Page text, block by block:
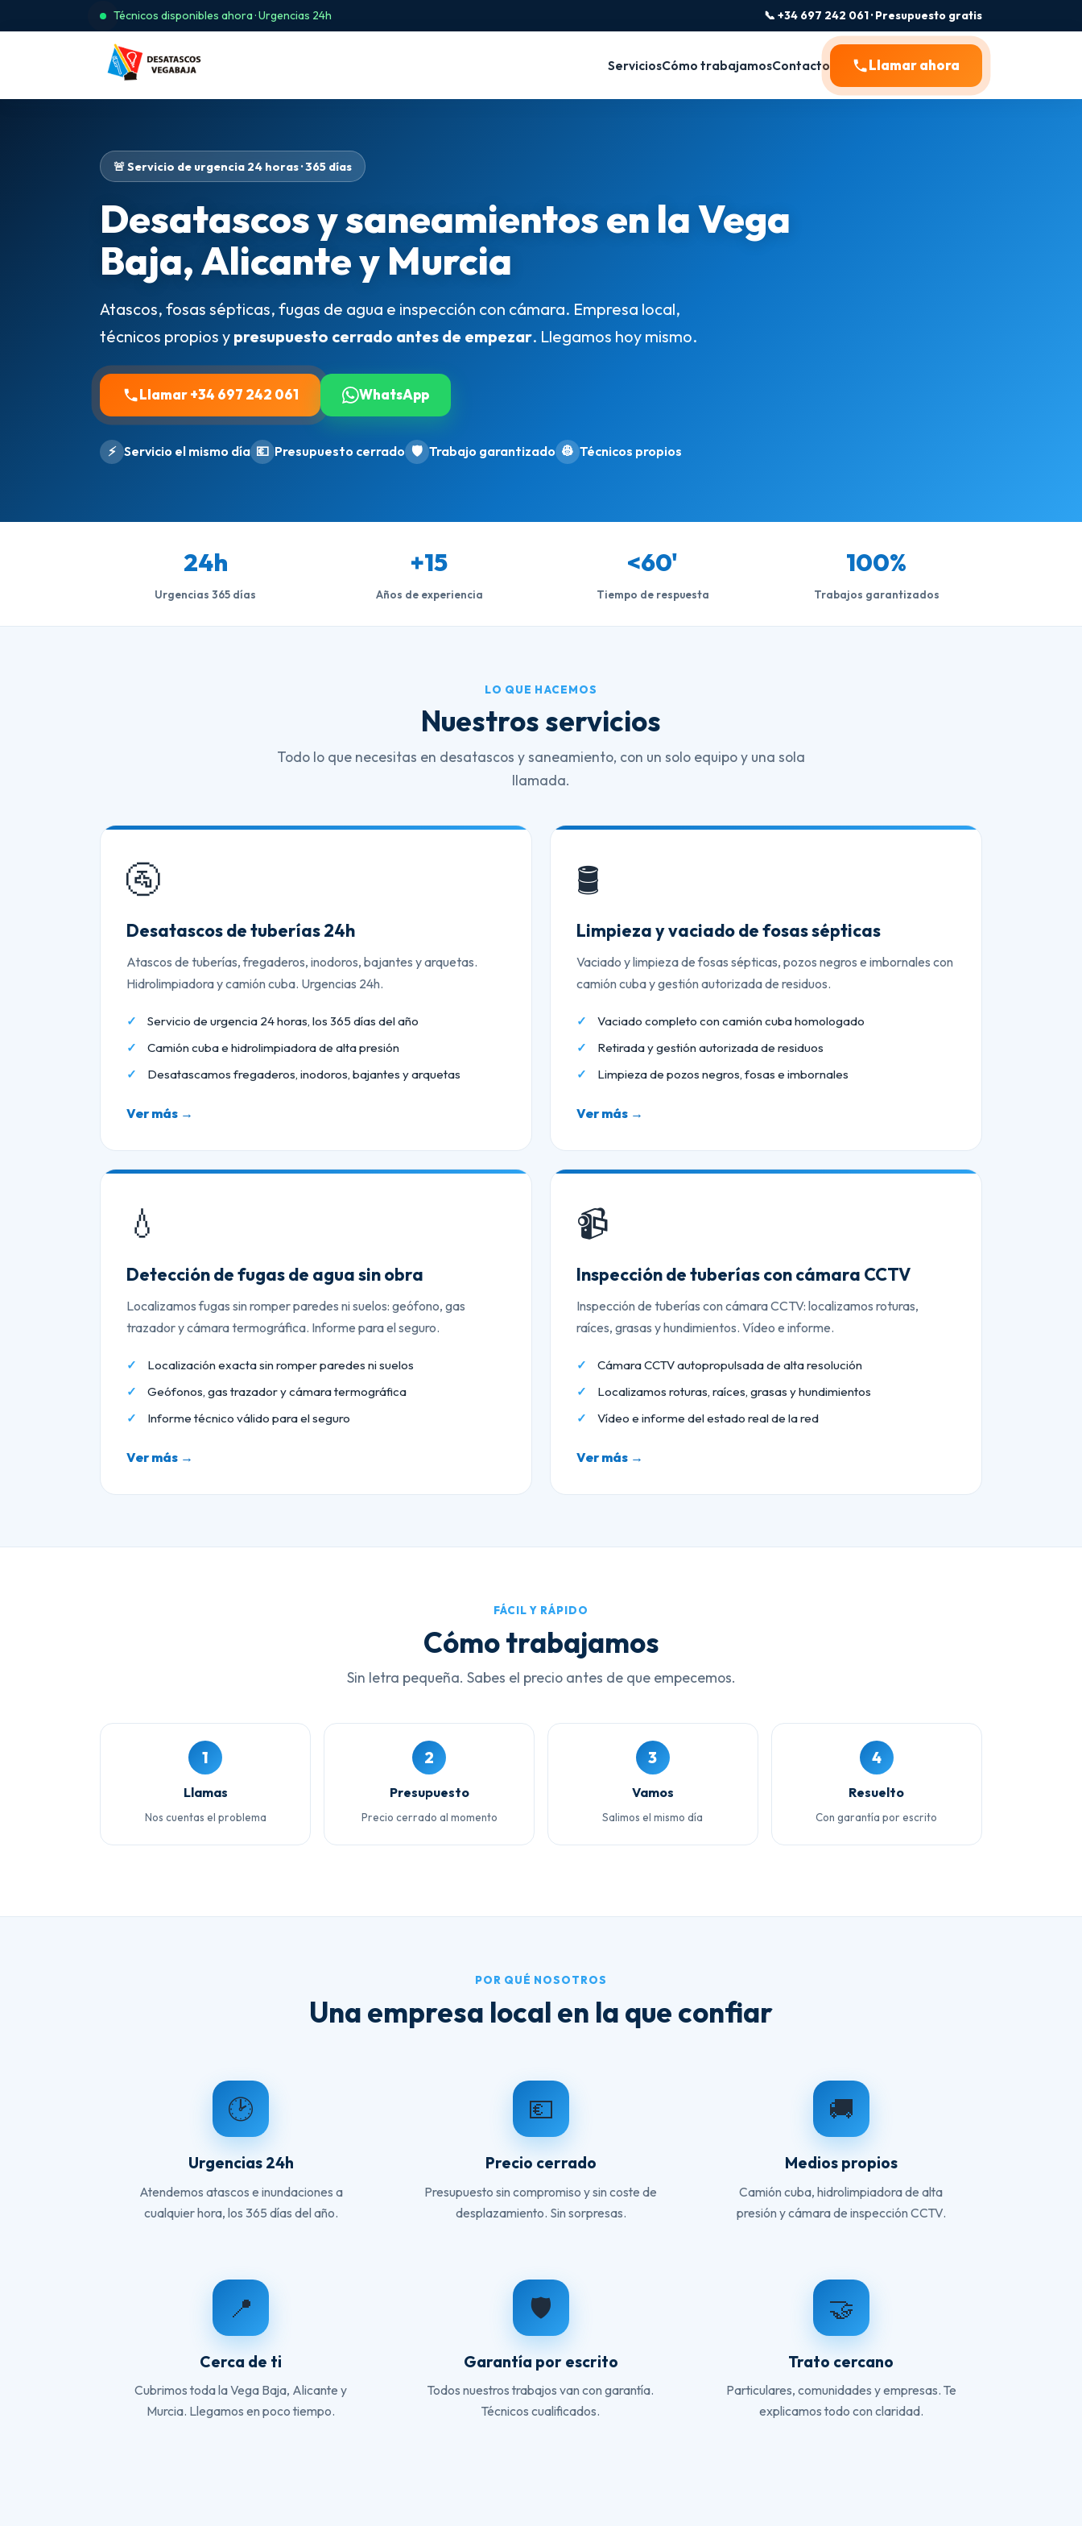
Técnicos disponibles ahora · Urgencias 24h 📞 +34 697 242 061 · Presupuesto gratis
ServiciosCómo trabajamosContacto Llamar ahora
🚨 Servicio de urgencia 24 horas · 365 días
Desatascos y saneamientos en la Vega
Baja, Alicante y Murcia
Atascos, fosas sépticas, fugas de agua e inspección con cámara. Empresa local,
técnicos propios y presupuesto cerrado antes de empezar. Llegamos hoy mismo.
Llamar +34 697 242 061 WhatsApp
⚡ Servicio el mismo día 💶 Presupuesto cerrado 🛡️ Trabajo garantizado 👷 Técnicos propios
24h
Urgencias 365 días
+15
Años de experiencia
<60'
Tiempo de respuesta
100%
Trabajos garantizados
LO QUE HACEMOS
Nuestros servicios
Todo lo que necesitas en desatascos y saneamiento, con un solo equipo y una sola
llamada.
🚰
Desatascos de tuberías 24h
Atascos de tuberías, fregaderos, inodoros, bajantes y arquetas.
Hidrolimpiadora y camión cuba. Urgencias 24h.
Servicio de urgencia 24 horas, los 365 días del año
Camión cuba e hidrolimpiadora de alta presión
Desatascamos fregaderos, inodoros, bajantes y arquetas
Ver más →
🛢️
Limpieza y vaciado de fosas sépticas
Vaciado y limpieza de fosas sépticas, pozos negros e imbornales con
camión cuba y gestión autorizada de residuos.
Vaciado completo con camión cuba homologado
Retirada y gestión autorizada de residuos
Limpieza de pozos negros, fosas e imbornales
Ver más →
💧
Detección de fugas de agua sin obra
Localizamos fugas sin romper paredes ni suelos: geófono, gas
trazador y cámara termográfica. Informe para el seguro.
Localización exacta sin romper paredes ni suelos
Geófonos, gas trazador y cámara termográfica
Informe técnico válido para el seguro
Ver más →
📹
Inspección de tuberías con cámara CCTV
Inspección de tuberías con cámara CCTV: localizamos roturas,
raíces, grasas y hundimientos. Vídeo e informe.
Cámara CCTV autopropulsada de alta resolución
Localizamos roturas, raíces, grasas y hundimientos
Vídeo e informe del estado real de la red
Ver más →
FÁCIL Y RÁPIDO
Cómo trabajamos
Sin letra pequeña. Sabes el precio antes de que empecemos.
1
Llamas
Nos cuentas el problema
2
Presupuesto
Precio cerrado al momento
3
Vamos
Salimos el mismo día
4
Resuelto
Con garantía por escrito
POR QUÉ NOSOTROS
Una empresa local en la que confiar
🕑
Urgencias 24h
Atendemos atascos e inundaciones a
cualquier hora, los 365 días del año.
💶
Precio cerrado
Presupuesto sin compromiso y sin coste de
desplazamiento. Sin sorpresas.
🚚
Medios propios
Camión cuba, hidrolimpiadora de alta
presión y cámara de inspección CCTV.
📍
Cerca de ti
Cubrimos toda la Vega Baja, Alicante y
Murcia. Llegamos en poco tiempo.
🛡️
Garantía por escrito
Todos nuestros trabajos van con garantía.
Técnicos cualificados.
🤝
Trato cercano
Particulares, comunidades y empresas. Te
explicamos todo con claridad.